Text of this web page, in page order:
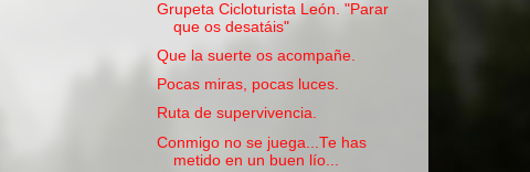
Grupeta Cicloturista León. "Parar
que os desatáis"
Que la suerte os acompañe.
Pocas miras, pocas luces.
Ruta de supervivencia.
Conmigo no se juega...Te has
metido en un buen lío...